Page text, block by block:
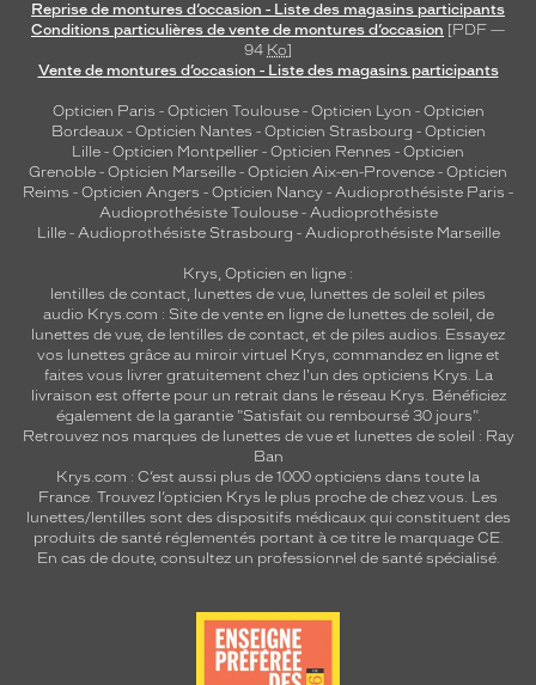
Reprise de montures d’occasion - Liste des magasins participants
Conditions particulières de vente de montures d’occasion [PDF —
94 Ko]
Vente de montures d’occasion - Liste des magasins participants
Opticien Paris - Opticien Toulouse- Opticien Lyon - Opticien
Bordeaux- Opticien Nantes - Opticien Strasbourg - Opticien
Lille - Opticien Montpellier - Opticien Rennes - Opticien
Grenoble - Opticien Marseille - Opticien Aix-en-Provence - Opticien
Reims - Opticien Angers - Opticien Nancy - Audioprothésiste Paris -
Audioprothésiste Toulouse- Audioprothésiste
Lille- Audioprothésiste Strasbourg - Audioprothésiste Marseille
Krys, Opticien en ligne :
lentilles de contact, lunettes de vue, lunettes de soleil et piles
audio Krys.com : Site de vente en ligne de lunettes de soleil, de
lunettes de vue, de lentilles de contact, et de piles audios. Essayez
vos lunettes grâce au miroir virtuel Krys, commandez en ligne et
faites vous livrer gratuitement chez l'un des opticiens Krys. La
livraison est offerte pour un retrait dans le réseau Krys. Bénéficiez
également de la garantie "Satisfait ou remboursé 30 jours".
Retrouvez nos marques de lunettes de vue et lunettes de soleil : Ray
Ban
Krys.com : C’est aussi plus de 1000 opticiens dans toute la
France. Trouvez l’opticien Krys le plus proche de chez vous. Les
lunettes/lentilles sont des dispositifs médicaux qui constituent des
produits de santé réglementés portant à ce titre le marquage CE.
En cas de doute, consultez un professionnel de santé spécialisé.